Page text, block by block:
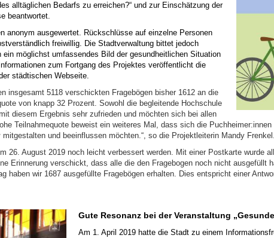
alltäglichen Bedarfs zu erreichen?“ und zur Einschätzung der
beantwortet.
anonym ausgewertet. Rückschlüsse auf einzelne Personen
freiwillig. Die Stadtverwaltung bittet jedoch
möglichst umfassendes Bild der gesundheitlichen Situation
zum Fortgang des Projektes veröffentlicht die
städtischen Webseite.
insgesamt 5118 verschickten Fragebögen bisher 1612 an die
von knapp 32 Prozent. Sowohl die begleitende Hochschule
diesem Ergebnis sehr zufrieden und möchten sich bei allen
Teilnahmequote beweist ein weiteres Mal, dass sich die
und beeinflussen möchten.“, so die Projektleiterin Mandy Frenkel.
26. August 2019 noch leicht verbessert werden. Mit einer Postkarte wurde
Erinnerung verschickt, dass alle die den Fragebogen noch nicht ausgefüllt
haben wir 1687 ausgefüllte Fragebögen erhalten. Dies entspricht einer
Gute Resonanz bei der Veranstaltung
Am 1. April 2019 hatte die Stadt zu einem